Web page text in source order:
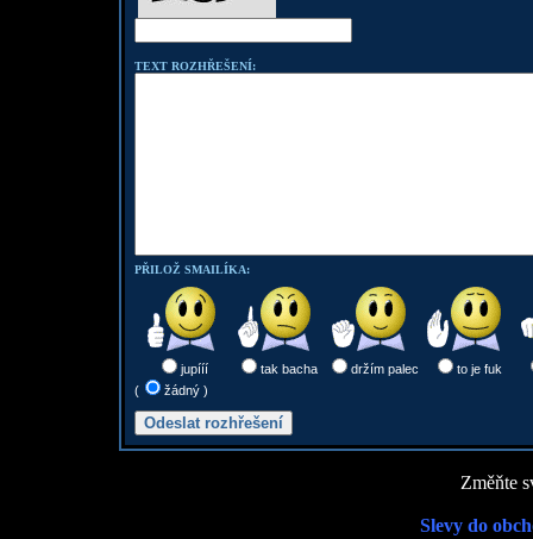
TEXT ROZHŘEŠENÍ:
PŘILOŽ SMAILÍKA:
jupííí tak bacha držím palec
to je fuk
(
žádný )
Změňte
Slevy do